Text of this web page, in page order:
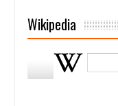
Wikipedia